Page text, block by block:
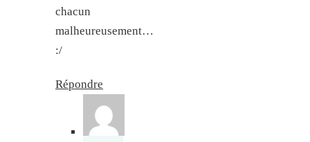
chacun
malheureusement…
:/
Répondre